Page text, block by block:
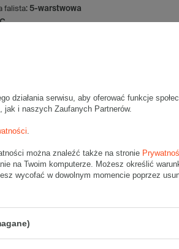
falista: 5-warstwowa
waga paczki -31,5kg
działania serwisu, aby oferować funkcje
jak i naszych Zaufanych Partnerów.
.
można znaleźć także na stronie
na Twoim komputerze. Możesz określić
wycofać w dowolnym momencie poprzez